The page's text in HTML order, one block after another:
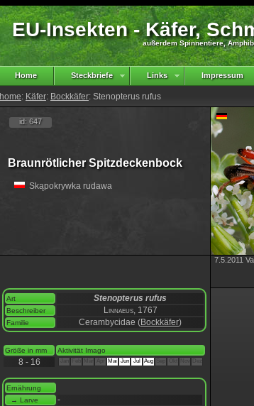
EU-Insekten - Käfer,
außerdem Spinnentiere,
Home Steckbriefe Links Impressum
home: Käfer: Bockkäfer: Stenopterus rufus
id: 647
Braunrötlicher Spitzdeckenbock
Skąpokrywka rudawa
Art Stenopterus rufus
Beschreiber Linnaeus, 1767
Familie Cerambycidae (Bockkäfer)
Größe in mm Aktivität Imago
8 - 16 Apr Mai Jun Jul Aug
Ernährung
→ Larve
-
7.5.2011